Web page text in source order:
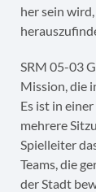
her sein
SRM 05-03
Mission, die
Es ist in
mehrere
Spielleiter
Teams, die
der Stadt